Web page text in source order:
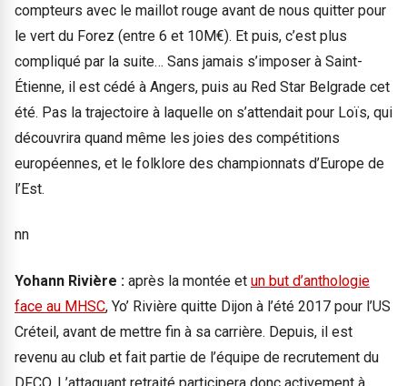
compteurs avec le maillot rouge avant de nous quitter pour
le vert du Forez (entre 6 et 10M€). Et puis, c’est plus
compliqué par la suite… Sans jamais s’imposer à Saint-
Étienne, il est cédé à Angers, puis au Red Star Belgrade cet
été. Pas la trajectoire à laquelle on s’attendait pour Loïs, qui
découvrira quand même les joies des compétitions
européennes, et le folklore des championnats d’Europe de
l’Est.
nn
Yohann Rivière : après la montée et un but d’anthologie
face au MHSC, Yo’ Rivière quitte Dijon à l’été 2017 pour l’US
Créteil, avant de mettre fin à sa carrière. Depuis, il est
revenu au club et fait partie de l’équipe de recrutement du
DFCO. L’attaquant retraité participera donc activement à